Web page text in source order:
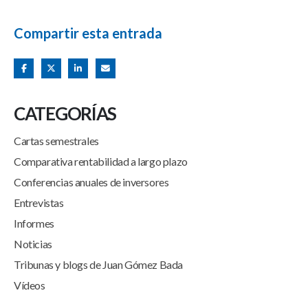
Compartir esta entrada
CATEGORÍAS
Cartas semestrales
Comparativa rentabilidad a largo plazo
Conferencias anuales de inversores
Entrevistas
Informes
Noticias
Tribunas y blogs de Juan Gómez Bada
Vídeos